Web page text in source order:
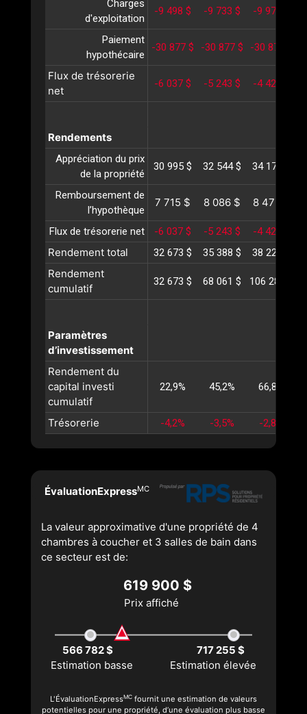
Charges
d'exploitation
-9 498 $ -9 733 $ -9 976 $
Paiement
hypothécaire
-30 877 $ -30 877 $ -30 877 $
Flux de trésorerie
net
-6 037 $ -5 243 $ -4 424 $
Rendements
Appréciation du prix
de la propriété
30 995 $ 32 544 $ 34 171 $
Remboursement de
l’hypothèque
7 715 $ 8 086 $ 8 475 $
Flux de trésorerie net -6 037 $ -5 243 $ -4 424 $
Rendement total 32 673 $ 35 388 $ 38 223 $
Rendement
cumulatif
32 673 $ 68 061 $ 106 285 $
Paramètres
d’investissement
Rendement du
capital investi
cumulatif
22,9% 45,2% 66,8%
Trésorerie -4,2% -3,5% -2,8%
ÉvaluationExpressMC
La valeur approximative d'une propriété de 4
chambres à coucher et 3 salles de bain dans
ce secteur est de:
619 900 $
Prix affiché
566 782 $
717 255 $
Estimation basse
Estimation élevée
L'ÉvaluationExpressMC fournit une estimation de valeurs
potentielles pour une propriété, d’une évaluation plus basse